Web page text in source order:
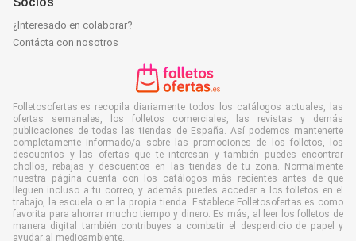
¿Interesado en colaborar?
Contácta con nosotros
Folletosofertas.es recopila diariamente todos los catálogos actuales, las
ofertas semanales, los folletos comerciales, las revistas y demás
publicaciones de todas las tiendas de España. Así podemos mantenerte
completamente informado/a sobre las promociones de los folletos, los
descuentos y las ofertas que te interesan y también puedes encontrar
chollos, rebajas y descuentos en las tiendas de tu zona. Normalmente
nuestra página cuenta con los catálogos más recientes antes de que
lleguen incluso a tu correo, y además puedes acceder a los folletos en el
trabajo, la escuela o en la propia tienda. Establece Folletosofertas.es como
favorita para ahorrar mucho tiempo y dinero. Es más, al leer los folletos de
manera digital también contribuyes a combatir el desperdicio de papel y
ayudar al medioambiente.